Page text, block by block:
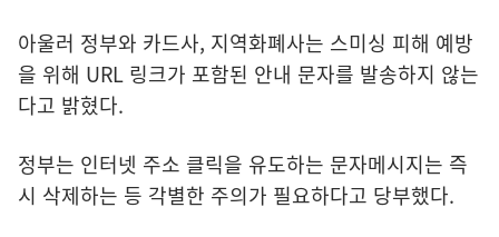
아울러 정부와 카드사, 지역화폐사는 스미싱 피해 예방
을 위해 URL 링크가 포함된 안내 문자를 발송하지 않는
다고 밝혔다.
정부는 인터넷 주소 클릭을 유도하는 문자메시지는 즉
시 삭제하는 등 각별한 주의가 필요하다고 당부했다.